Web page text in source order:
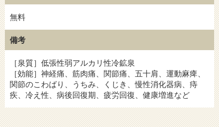
無料
備考
［泉質］低張性弱アルカリ性冷鉱泉
［効能］神経痛、筋肉痛、関節痛、五十肩、運動麻痺、
関節のこわばり、うちみ、くじき、慢性消化器病、痔
疾、冷え性、病後回復期、疲労回復、健康増進など